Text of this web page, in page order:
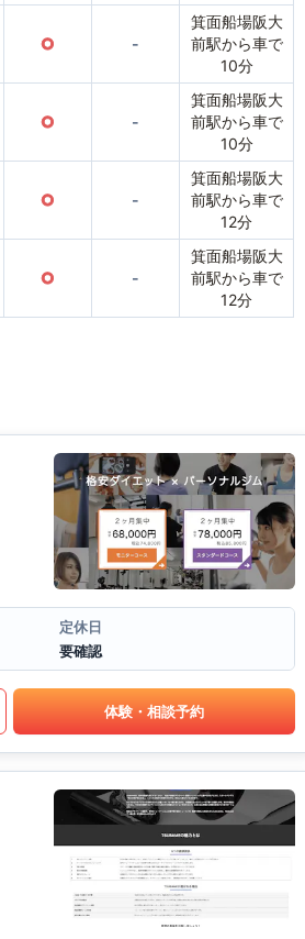
○ -
箕面船場阪大
前駅から車で
10分
○ -
箕面船場阪大
前駅から車で
10分
○ -
箕面船場阪大
前駅から車で
12分
○ -
箕面船場阪大
前駅から車で
12分
定休日
要確認
体験・相談予約